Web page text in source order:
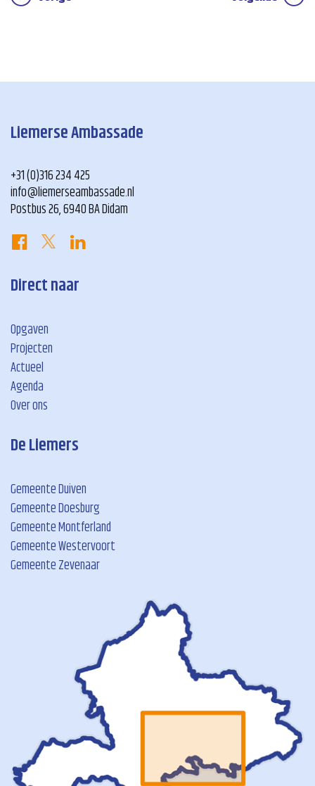
Liemerse Ambassade
+31 (0)316 234 425
info@liemerseambassade.nl
Postbus 26, 6940 BA Didam
Direct naar
Opgaven
Projecten
Actueel
Agenda
Over ons
De Liemers
Gemeente Duiven
Gemeente Doesburg
Gemeente Montferland
Gemeente Westervoort
Gemeente Zevenaar